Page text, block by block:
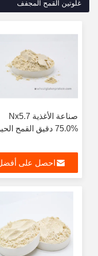
غلوتين القمح المجفف
صناعة الأغذية Nx5.7
75.0% دقيق القمح الحيوي
احصل على